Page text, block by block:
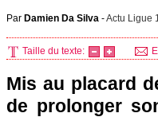
Par Damien Da Silva -Actu Ligue
Taille du texte:
Mis au placard
de prolonger